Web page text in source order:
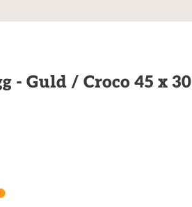
- Guld / Croco 45 x 30